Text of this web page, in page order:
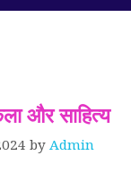
और साहित्य
by Admin